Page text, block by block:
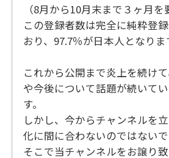
（8月から10月末まで３ヶ月を
この登録者数は完全に純粋登
おり、97.7％が日本人となりま
これから公開まで炎上を続け
や今後について話題が続いて
す。
しかし、今からチャンネルを
化に間に合わないのではない
そこで当チャンネルをお譲り